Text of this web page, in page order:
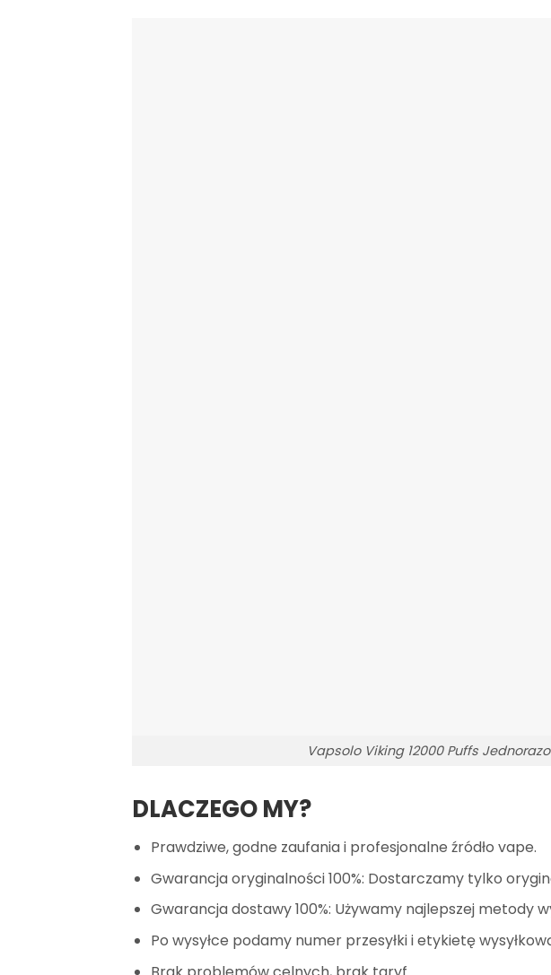
Vapsolo Viking 12000 Puffs
DLACZEGO MY?
Prawdziwe, godne zaufania i profesjonalne źródło vape.
Gwarancja oryginalności 100%: Dostarczamy tylko
Gwarancja dostawy 100%: Używamy najlepszej metody
Po wysyłce podamy numer przesyłki i etykietę